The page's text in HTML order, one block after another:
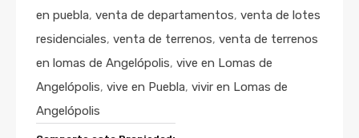
en puebla, venta de departamentos, venta de lotes
residenciales, venta de terrenos, venta de terrenos
en lomas de Angelópolis, vive en Lomas de
Angelópolis, vive en Puebla, vivir en Lomas de
Angelópolis